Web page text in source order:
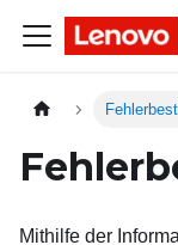
Mithilfe der